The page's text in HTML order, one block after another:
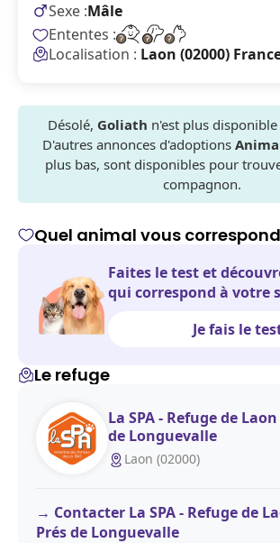
Sexe :Mâle
Ententes :
Localisation : Laon (02000)
Désolé, Goliath n'est plus
D'autres annonces d'adoptions
plus bas, sont disponibles pour
compagnon.
Quel animal vous
Faites le test et
qui correspond à votre
Je fais le
Le refuge
La SPA - Refuge de
de Longuevalle
Laon (02000)
Contacter La SPA - Refuge de
Prés de Longuevalle